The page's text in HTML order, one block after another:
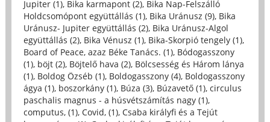
Jupiter (1), Bika karmapont (2), Bika Nap-Felszálló
Holdcsomópont együttállás (1), Bika Uránusz (9), Bika
Uránusz- Jupiter együttállás (2), Bika Uránusz-Algol
együttállás (2), Bika Vénusz (1), Bika-Skorpió tengely (1),
Board of Peace, azaz Béke Tanács. (1), Bódogasszony
(1), böjt (2), Böjtelő hava (2), Bölcsesség és Három lánya
(1), Boldog Özséb (1), Boldogasszony (4), Boldogasszony
ágya (1), boszorkány (1), Búza (3), Búzavető (1), circulus
paschalis magnus - a húsvétszámítás nagy (1),
computus, (1), Covid, (1), Csaba királyfi és a Tejút